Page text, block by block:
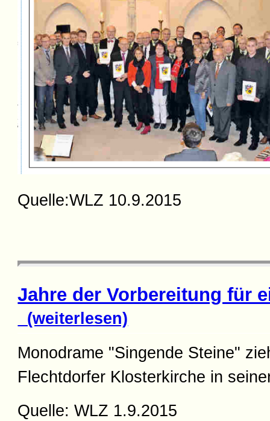
Quelle:WLZ 10.9.2015
Jahre der Vorbereitung für
(weiterlesen)
Monodrame "Singende Steine"
Flechtdorfer Klosterkirche in
Quelle: WLZ 1.9.2015